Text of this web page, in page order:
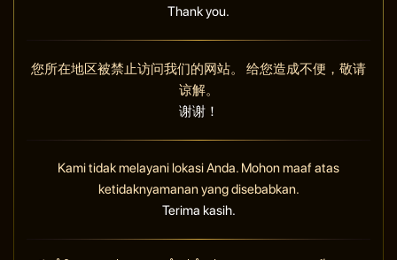
Thank you.
您所在地区被禁止访问我们的网站。 给您造成不便，敬请
谅解。
谢谢！
Kami tidak melayani lokasi Anda. Mohon maaf atas
ketidaknyamanan yang disebabkan.
Terima kasih.